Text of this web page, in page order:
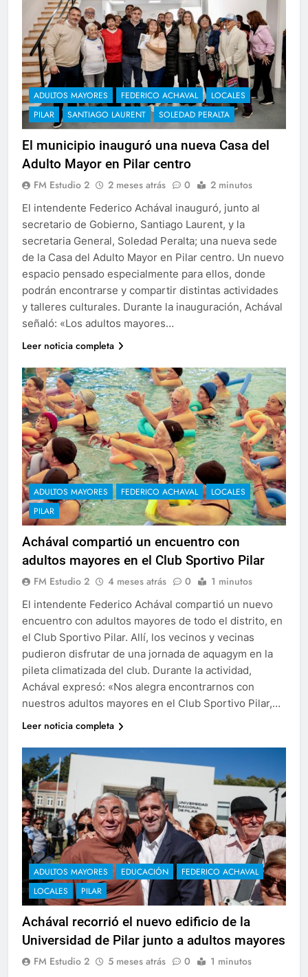
ADULTOS MAYORES FEDERICO ACHAVAL
LOCALES
PILAR
SANTIAGO LAURENT SOLEDAD PERALTA
El municipio inauguró una nueva Casa del
Adulto Mayor en Pilar centro
FM Estudio 2 2 meses atrás 0 2 minutos
El intendente Federico Achával inauguró, junto al
secretario de Gobierno, Santiago Laurent, y la
secretaria General, Soledad Peralta; una nueva sede
de la Casa del Adulto Mayor en Pilar centro. Un nuevo
espacio pensado especialmente para ellos, donde
podrán encontrarse y compartir distintas actividades
y talleres culturales. Durante la inauguración, Achával
señaló: «Los adultos mayores…
Leer noticia completa
ADULTOS MAYORES FEDERICO ACHAVAL
LOCALES
PILAR
Achával compartió un encuentro con
adultos mayores en el Club Sportivo Pilar
FM Estudio 2 4 meses atrás 0 1 minutos
El intendente Federico Achával compartió un nuevo
encuentro con adultos mayores de todo el distrito, en
el Club Sportivo Pilar. Allí, los vecinos y vecinas
pudieron disfrutar de una jornada de aquagym en la
pileta climatizada del club. Durante la actividad,
Achával expresó: «Nos alegra encontrarnos con
nuestros adultos mayores en el Club Sportivo Pilar,…
Leer noticia completa
ADULTOS MAYORES EDUCACIÓN
FEDERICO ACHAVAL
LOCALES
PILAR
Achával recorrió el nuevo edificio de la
Universidad de Pilar junto a adultos mayores
FM Estudio 2 5 meses atrás 0 1 minutos